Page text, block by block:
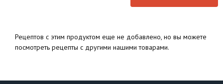
Рецептов с этим продуктом еще не добавлено, но вы можете
посмотреть рецепты с другими нашими товарами.